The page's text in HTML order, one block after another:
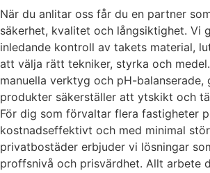
När du anlitar oss får du en partner
säkerhet, kvalitet och långsiktighet. Vi
inledande kontroll av takets material,
att välja rätt tekniker, styrka och
manuella verktyg och pH-balanserade,
produkter säkerställer att ytskikt och
För dig som förvaltar flera fastigheter
kostnadseffektivt och med minimal
privatbostäder erbjuder vi lösningar
proffsnivå och prisvärdhet. Allt arbete